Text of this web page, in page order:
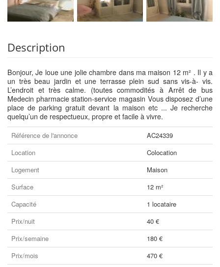
Description
Bonjour, Je loue une jolie chambre dans ma maison 12 m² . Il y a
un très beau jardin et une terrasse plein sud sans vis-à- vis.
L’endroit et très calme. (toutes commodités à Arrêt de bus
Medecin pharmacie station-service magasin Vous disposez d’une
place de parking gratuit devant la maison etc ... Je recherche
quelqu’un de respectueux, propre et facile à vivre.
Référence de l'annonce
AC24339
Location
Colocation
Logement
Maison
Surface
12 m²
Capacité
1 locataire
Prix/nuit
40 €
Prix/semaine
180 €
Prix/mois
470 €